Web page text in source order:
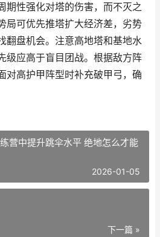
期性强化对塔的伤害，而不灭之
局可优先推塔扩大经济差，劣势
翻盘机会。注意高地塔和基地水
级应高于盲目团战。根据敌方阵
对高护甲阵型时补充破甲弓，确
营中提升跳伞水平 绝地怎么才能
2026-01-05
下一篇 »